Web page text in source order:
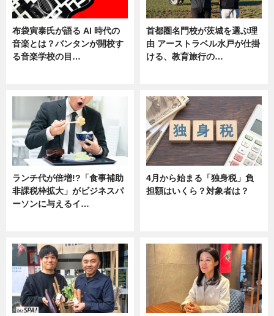
布袋寅泰氏が語る AI 時代の
音楽とは？バンタンが開校す
る音楽学校の目…
首都圏名門校が茨城を選ぶ理
由 アーストラベル水戸が仕掛
ける、教育旅行の…
ランチ代が倍増!?「食事補助
非課税枠拡大」がビジネスパ
ーソンに与えるイ…
4月から始まる「独身税」負
担額はいくら？対象者は？